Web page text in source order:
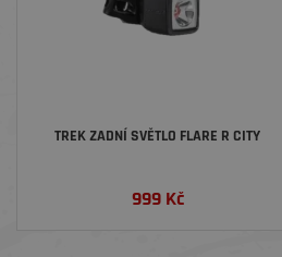
TREK ZADNÍ SVĚTLO FLARE R CITY
999Kč